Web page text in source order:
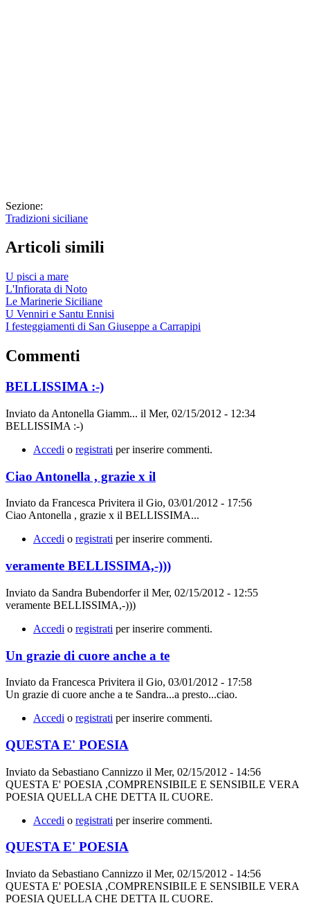
Sezione:
Tradizioni siciliane
Articoli simili
U pisci a mare
L'Infiorata di Noto
Le Marinerie Siciliane
U Venniri e Santu Ennisi
I festeggiamenti di San Giuseppe a Carrapipi
Commenti
BELLISSIMA :-)
Inviato da Antonella Giamm... il Mer, 02/15/2012 - 12:34
BELLISSIMA :-)
Accedi o registrati per inserire commenti.
Ciao Antonella , grazie x il
Inviato da Francesca Privitera il Gio, 03/01/2012 - 17:56
Ciao Antonella , grazie x il BELLISSIMA...
Accedi o registrati per inserire commenti.
veramente BELLISSIMA,-)))
Inviato da Sandra Bubendorferil Mer, 02/15/2012 - 12:55
veramente BELLISSIMA,-)))
Accedi o registrati per inserire commenti.
Un grazie di cuore anche a te
Inviato da Francesca Privitera il Gio, 03/01/2012 - 17:58
Un grazie di cuore anche a te Sandra...a presto...ciao.
Accedi o registrati per inserire commenti.
QUESTA E' POESIA
Inviato da Sebastiano Cannizzo il Mer, 02/15/2012 - 14:56
QUESTA E' POESIA ,COMPRENSIBILE E SENSIBILE VERA
POESIA QUELLA CHE DETTA IL CUORE.
Accedi o registrati per inserire commenti.
QUESTA E' POESIA
Inviato da Sebastiano Cannizzo il Mer, 02/15/2012 - 14:56
QUESTA E' POESIA ,COMPRENSIBILE E SENSIBILE VERA
POESIA QUELLA CHE DETTA IL CUORE.